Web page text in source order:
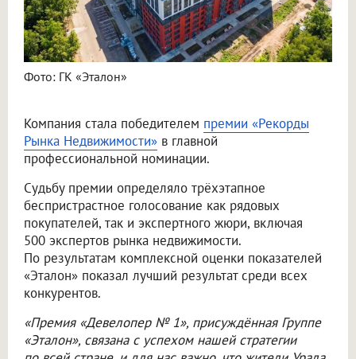
Фото: ГК «Эталон»
Компания стала победителем премии «Рекорды
Рынка Недвижимости» в главной
профессиональной номинации.
Судьбу премии определяло трёхэтапное
беспристрастное голосование как рядовых
покупателей, так и экспертного жюри, включая
500 экспертов рынка недвижимости.
По результатам комплексной оценки показателей
«Эталон» показал лучший результат среди всех
конкурентов.
«Премия «Девелопер № 1», присуждённая Группе
«Эталон», связана с успехом нашей стратегии